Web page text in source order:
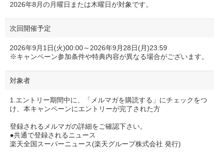
2026年8月の月曜日または木曜日が対象です。
次回開催予定
2026年9月1日(火)00:00～2026年9月28日(月)23:59
※キャンペーン参加条件や特典内容が異なる場合がございます。
対象者
1.エントリー期間中に、「メルマガを購読する」にチェックをつ
け、本キャンペーンにエントリーが完了された方
登録されるメルマガの詳細をご確認下さい。
●共通で登録されるニュース
楽天全国スーパーニュース(楽天グループ株式会社 発行)